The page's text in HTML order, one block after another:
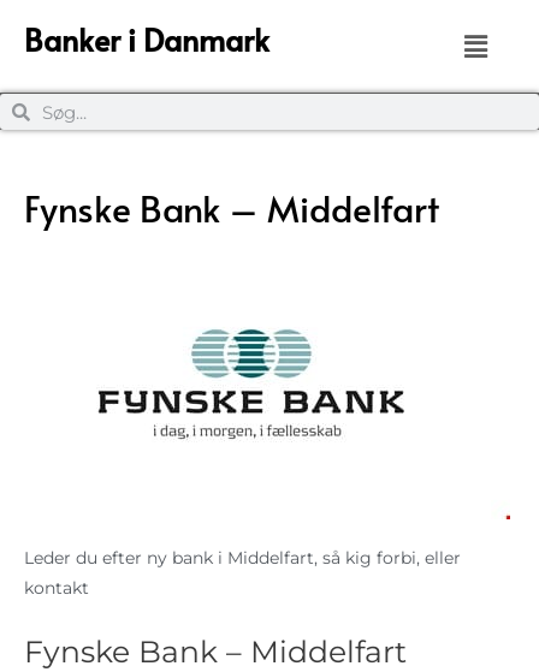
Banker i Danmark
Fynske Bank – Middelfart
Leder du efter ny bank i Middelfart, så kig forbi, eller
kontakt
Fynske Bank – Middelfart